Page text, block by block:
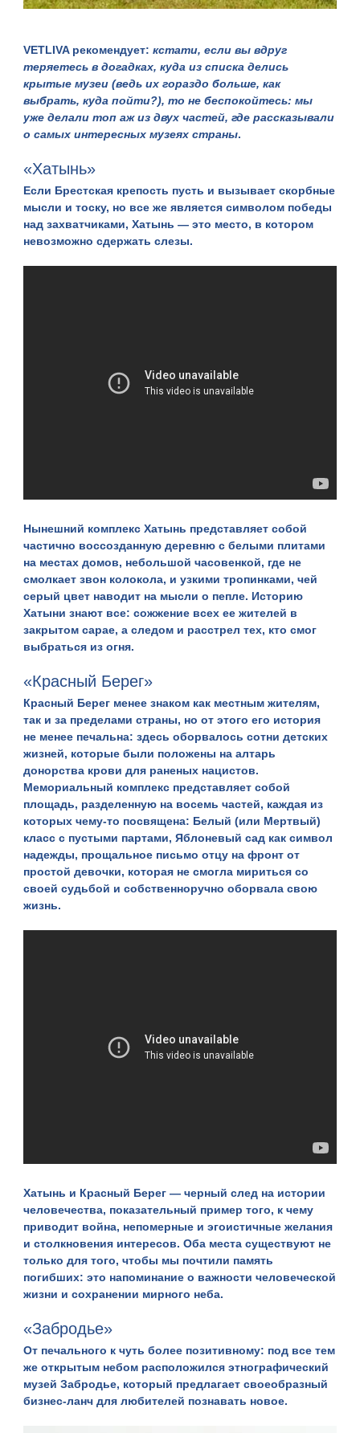
VETLIVA рекомендует:кстати, если вы вдруг
теряетесь в догадках, куда из списка делись
крытые музеи (ведь их гораздо больше, как
выбрать, куда пойти?), то не беспокойтесь: мы
уже делали топ аж из двух частей, где рассказывали
осамых интересных музеях страны.
«Хатынь»
Если Брестская крепость пусть и вызывает скорбные
мысли и тоску, но все же является символом победы
над захватчиками,Хатынь — это место, в котором
невозможно сдержать слезы.
Нынешний комплекс Хатынь представляет собой
частично воссозданную деревню с белыми плитами
на местах домов, небольшой часовенкой, где не
смолкает звон колокола, и узкими тропинками, чей
серый цвет наводит на мысли о пепле. Историю
Хатыни знают все: сожжение всех ее жителей в
закрытом сарае, а следом и расстрел тех, кто смог
выбраться из огня.
«Красный Берег»
Красный Берег менее знаком как местным жителям,
так и за пределами страны, но от этого его история
не менее печальна: здесь оборвалось сотни детских
жизней, которые были положены на алтарь
донорства крови для раненых нацистов.
Мемориальный комплекс представляет собой
площадь, разделенную на восемь частей, каждая из
которых чему-то посвящена: Белый (или Мертвый)
класс с пустыми партами, Яблоневый сад как символ
надежды, прощальное письмо отцу на фронт от
простой девочки, которая не смогла мириться со
своей судьбой и собственноручно оборвала свою
жизнь.
Хатынь и Красный Берег — черный след на истории
человечества, показательный пример того, к чему
приводит война, непомерные и эгоистичные желания
и столкновения интересов. Оба места существуют не
только для того, чтобы мы почтили память
погибших: это напоминание о важности человеческой
жизни и сохранении мирного неба.
«Забродье»
От печального к чуть более позитивному: под все тем
же открытым небом расположился этнографический
музейЗабродье, который предлагает своеобразный
бизнес-ланч для любителей познавать новое.